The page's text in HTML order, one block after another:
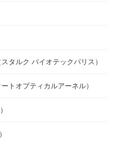
タルク バイオテックパリス）
トオプティカルアーネル）